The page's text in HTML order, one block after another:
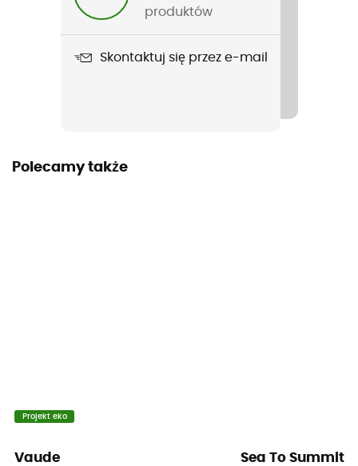
produktów
Skontaktuj się przez e-mail
Polecamy także
Projekt eko
Vaude Sea To Summit